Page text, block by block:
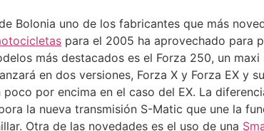
Bolonia uno de los fabricantes que más
para el 2005 ha aprovechado para
más destacados es el Forza 250, un
en dos versiones, Forza X y Forza EX
poco por encima en el caso del EX. La
la nueva transmisión S-Matic que une la
Otra de las novedades es el uso de una